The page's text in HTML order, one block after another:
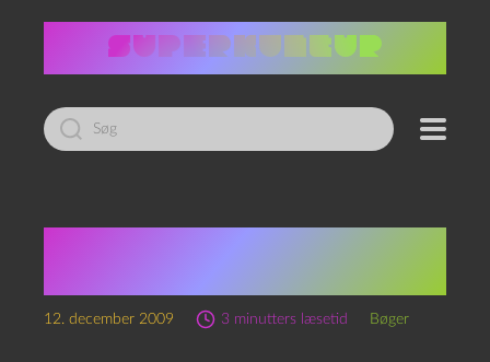
Led
efter:
12. december 2009 3 minutters læsetid Bøger